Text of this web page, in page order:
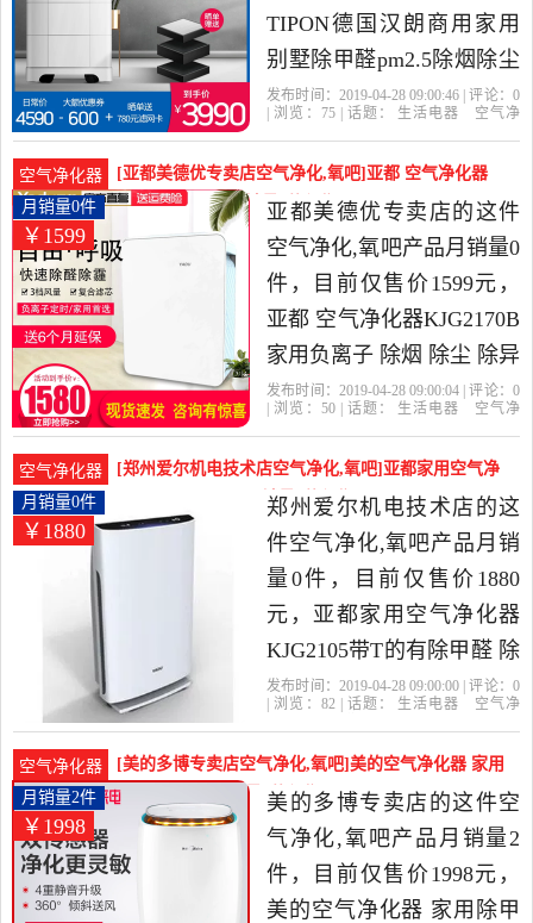
TIPON德国汉朗商用家用
别墅除甲醛pm2.5除烟除尘
负离子空气净化器是2019
器当中性价比很高的空气
净化,氧吧，由广东 珠海发
货。
发布时间：2019-04-28 09:00:46 | 评论： 0
| 浏览： 75| 话题： 生活电器
空气净
空气净化器
[亚都美德优专卖店空气净化,氧吧]亚都 空气净化器
KJG2170B家用月销量0件仅售1599元
￥1599
月销量0件
亚都美德优专卖店的这件
空气净化,氧吧产品月销量0
件，目前仅售价1599元，
亚都 空气净化器KJG2170B
家用负离子 除烟 除尘 除异
味 除PM2.5是2019年亚都
器当中性价比很高的空气
净化,氧吧，由北京发货。
发布时间：2019-04-28 09:00:04 | 评论： 0
| 浏览： 50| 话题： 生活电器
空气净
空气净化器
[郑州爱尔机电技术店空气净化,氧吧]亚都家用空气净
化器KJG2105带T月销量0件仅售1880元
￥1880
月销量0件
郑州爱尔机电技术店的这
件空气净化,氧吧产品月销
量0件，目前仅售价1880
元，亚都家用空气净化器
KJG2105带T的有除甲醛 除
烟除尘 杀菌是2019年郑州
电器当中性价比很高的空
气净化,氧吧，由河南 郑州
发货。
发布时间：2019-04-28 09:00:00 | 评论： 0
| 浏览： 82| 话题： 生活电器
空气净
空气净化器
[美的多博专卖店空气净化,氧吧]美的空气净化器 家用
除甲醛pm2.5月销量2件仅售1998元
￥1998
月销量2件
美的多博专卖店的这件空
气净化,氧吧产品月销量2
件，目前仅售价1998元，
美的空气净化器 家用除甲